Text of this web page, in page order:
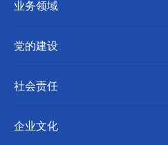
业务领域
党的建设
社会责任
企业文化